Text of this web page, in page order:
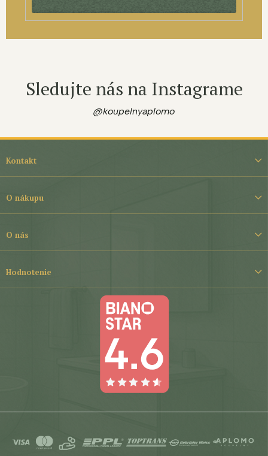
Sledujte nás na Instagrame
@koupelnyaplomo
Z
i
Kontakt
O nákupu
O nás
Hodnotenie